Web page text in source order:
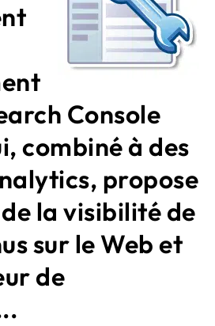
Console
combiné à des
propose
la visibilité de
sur le Web et
de